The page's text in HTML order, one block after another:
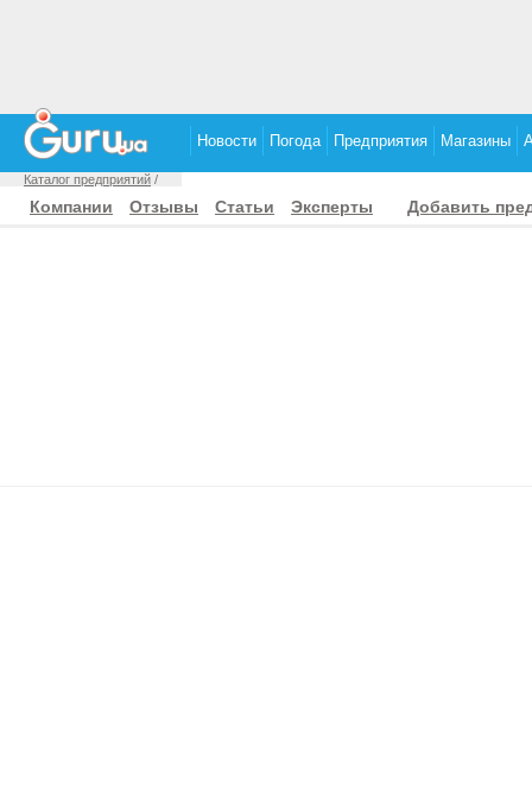
Новости Погода Предприятия Магазины
Каталог предприятий /
Компании Отзывы Статьи Эксперты Добавить